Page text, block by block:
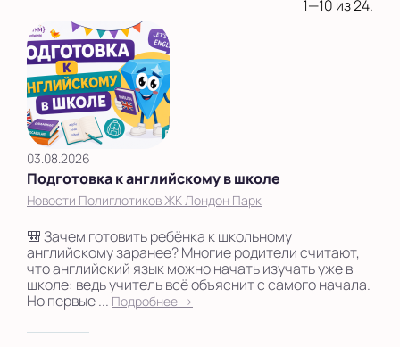
Выбрать другой город
1—10 из 24.
03.08.2026
Подготовка к английскому в школе
Новости Полиглотиков ЖК Лондон Парк
🎒 Зачем готовить ребёнка к школьному
английскому заранее? Многие родители считают,
что английский язык можно начать изучать уже в
школе: ведь учитель всё объяснит с самого начала.
Но первые ... Подробнее →